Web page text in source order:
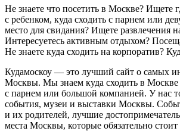
Не знаете что посетить в Москве? Ищете
с ребенком, куда сходить с парнем или
место для свидания? Ищете развлечения
Интересуетесь активным отдыхом?
Не знаете куда сходить на корпоратив?
Кудамоскоу — это лучший сайт о самых
Москвы. Мы знаем куда сходить в Москве
с парнем или большой компанией. У нас
события, музеи и выставки Москвы.
и их родителей, лучшие
места Москвы, которые обязательно стоит